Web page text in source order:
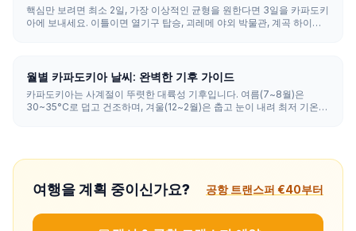
핵심만 보려면 최소 2일, 가장 이상적인 균형을 원한다면 3일을 카파도키
아에 보내세요. 이틀이면 열기구 탑승, 괴레메 야외 박물관, 계곡 하이킹
월별 카파도키아 날씨: 완벽한 기후 가이드
카파도키아는 사계절이 뚜렷한 대륙성 기후입니다. 여름(7~8월)은
30~35°C로 덥고 건조하며, 겨울(12~2월)은 춥고 눈이 내려 최저 기온이
여행을 계획 중이신가요? 공항 트랜스퍼 €40부터